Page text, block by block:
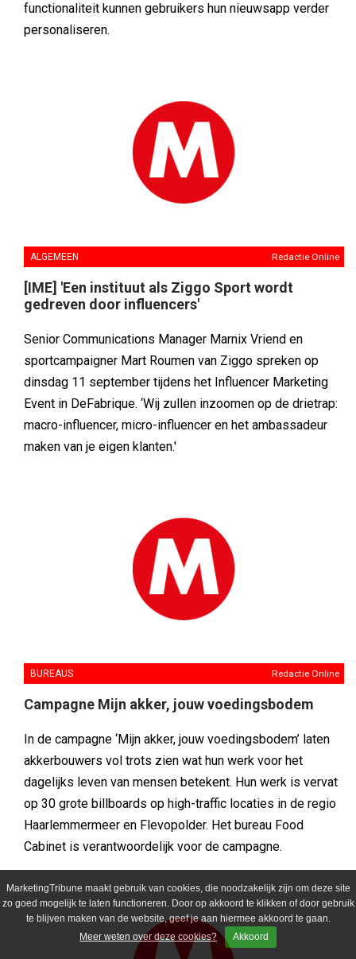
MarketingTribune maakt gebruik van cookies, die noodzakelijk zijn om deze site
zo goed mogelijk te laten functioneren. Door op akkoord te klikken of door gebruik
te blijven maken van de website, geef je aan hiermee akkoord te gaan.
Meer weten over deze cookies?
Akkoord
functionaliteit kunnen gebruikers hun nieuwsapp verder
personaliseren.
ALGEMEEN Redactie Online
[IME] 'Een instituut als Ziggo Sport wordt
gedreven door influencers'
Senior Communications Manager Marnix Vriend en
sportcampaigner Mart Roumen van Ziggo spreken op
dinsdag 11 september tijdens het Influencer Marketing
Event in DeFabrique. ‘Wij zullen inzoomen op de drietrap:
macro-influencer, micro-influencer en het ambassadeur
maken van je eigen klanten.'
BUREAUS Redactie Online
Campagne Mijn akker, jouw voedingsbodem
In de campagne ‘Mijn akker, jouw voedingsbodem’ laten
akkerbouwers vol trots zien wat hun werk voor het
dagelijks leven van mensen betekent. Hun werk is vervat
op 30 grote billboards op high-traffic locaties in de regio
Haarlemmermeer en Flevopolder. Het bureau Food
Cabinet is verantwoordelijk voor de campagne.